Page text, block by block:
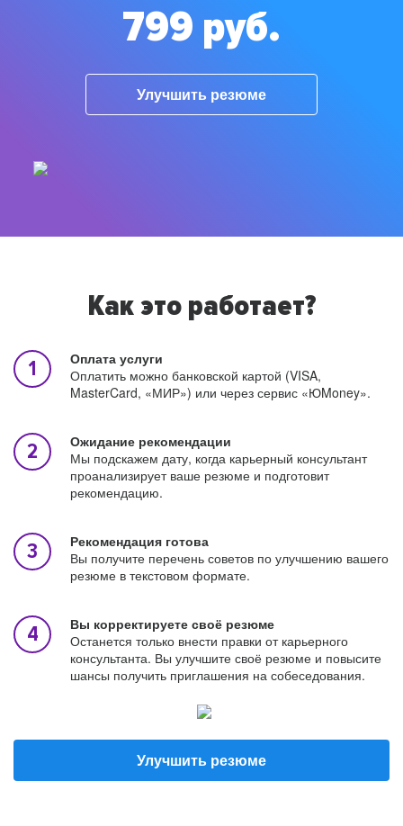
799 руб.
Улучшить резюме
Как это работает?
Оплата услуги
Оплатить можно банковской картой (VISA,
MasterCard, «МИР») или через сервис «ЮMoney».
Ожидание рекомендации
Мы подскажем дату, когда карьерный консультант
проанализирует ваше резюме и подготовит
рекомендацию.
Рекомендация готова
Вы получите перечень советов по улучшению вашего
резюме в текстовом формате.
Вы корректируете своё резюме
Останется только внести правки от карьерного
консультанта. Вы улучшите своё резюме и повысите
шансы получить приглашения на собеседования.
Улучшить резюме